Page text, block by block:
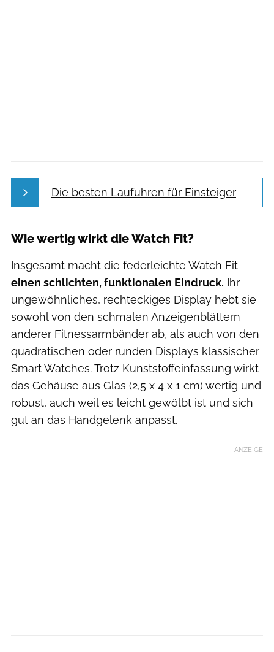
Die besten Laufuhren für Einsteiger
Wie wertig wirkt die Watch Fit?
Insgesamt macht die federleichte Watch Fit
einen schlichten, funktionalen Eindruck. Ihr
ungewöhnliches, rechteckiges Display hebt sie
sowohl von den schmalen Anzeigenblättern
anderer Fitnessarmbänder ab, als auch von den
quadratischen oder runden Displays klassischer
Smart Watches. Trotz Kunststoffeinfassung wirkt
das Gehäuse aus Glas (2,5 x 4 x 1 cm) wertig und
robust, auch weil es leicht gewölbt ist und sich
gut an das Handgelenk anpasst.
ANZEIGE